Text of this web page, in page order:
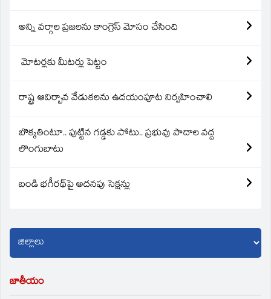
అన్ని వర్గాల ప్రజలను కాంగ్రెస్ మోసం చేసింది
మోటర్లకు మీటర్లు పెట్టం
రాష్ట్ర ఆవిర్బావ వేడుకలను ఉదయంపూట నిర్వహించాలి
బొక్కతింటూ.. పుట్టిన గడ్డకు పోటు.. ప్రభువు పాదాల వద్ద
లొంగుబాటు
బండి భగీరథ్‌పై అదనపు సెక్షన్లు
జాతీయం